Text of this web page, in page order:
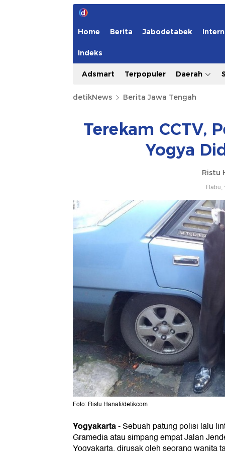
Home Berita Jabodetabek
Indeks
Adsmart Terpopuler Daerah
detikNews Berita Jawa Tengah
Terekam CCTV,
Yogya
Ristu
Rabu,
Foto: Ristu Hanafi/detikcom
Yogyakarta-Sebuah patung polisi lalu
Gramedia atau simpang empat Jalan